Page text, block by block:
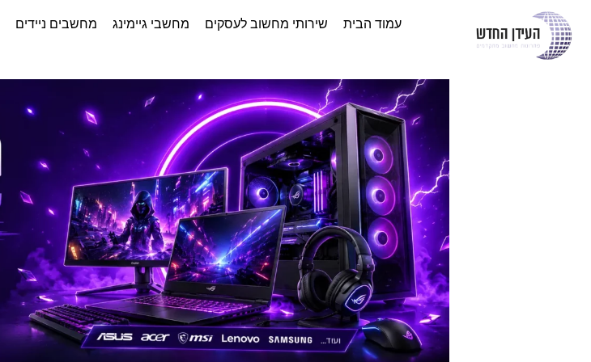
עמוד הבית שירותי מחשוב לעסקים מחשבי גיימינג מחשבים ניידים